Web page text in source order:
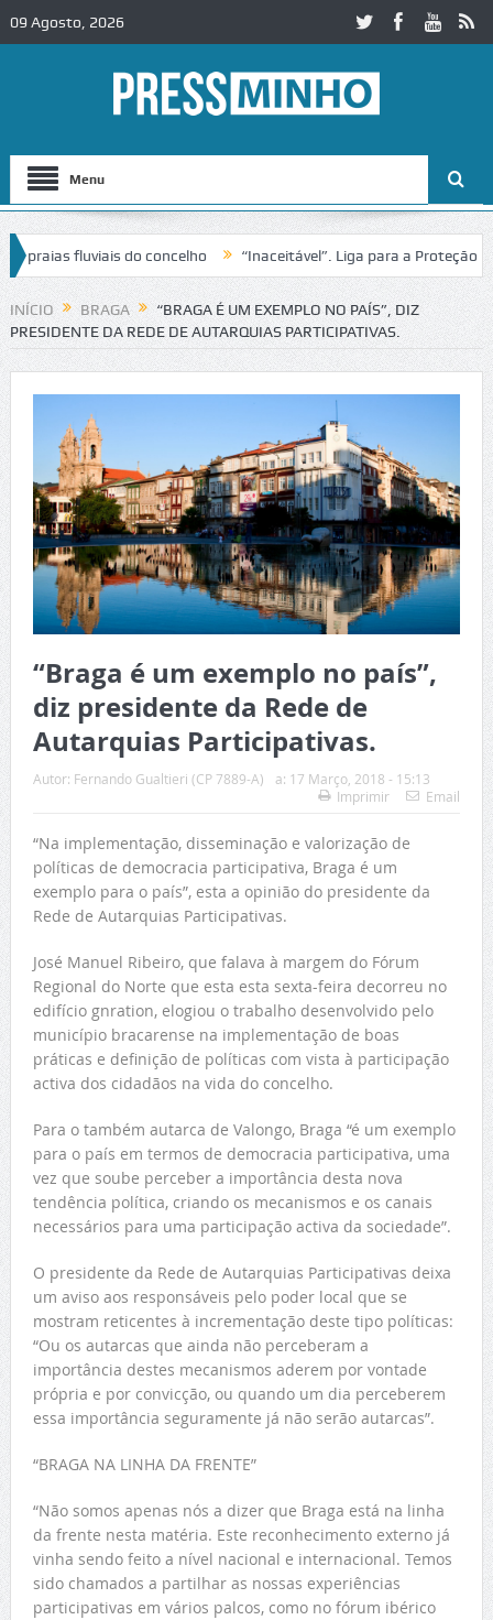
09 Agosto, 2026
Menu
fluviais do concelho “Inaceitável”. Liga para a Proteção da
trânsito no IC2 em Alcobaça Igreja do Castelo de Cerveira
INÍCIO BRAGA
“BRAGA É UM EXEMPLO NO PAÍS”, DIZ
PRESIDENTE DA REDE DE AUTARQUIAS PARTICIPATIVAS.
“Braga é um exemplo no país”,
diz presidente da Rede de
Autarquias Participativas.
Autor: Fernando Gualtieri (CP 7889-A) a: 17 Março, 2018 - 15:13
Imprimir
Email
“Na implementação, disseminação e valorização de
políticas de democracia participativa, Braga é um
exemplo para o país”, esta a opinião do presidente da
Rede de Autarquias Participativas.
José Manuel Ribeiro, que falava à margem do Fórum
Regional do Norte que esta esta sexta-feira decorreu no
edifício gnration, elogiou o trabalho desenvolvido pelo
município bracarense na implementação de boas
práticas e definição de políticas com vista à participação
activa dos cidadãos na vida do concelho.
Para o também autarca de Valongo, Braga “é um exemplo
para o país em termos de democracia participativa, uma
vez que soube perceber a importância desta nova
tendência política, criando os mecanismos e os canais
necessários para uma participação activa da sociedade”.
O presidente da Rede de Autarquias Participativas deixa
um aviso aos responsáveis pelo poder local que se
mostram reticentes à incrementação deste tipo políticas:
“Ou os autarcas que ainda não perceberam a
importância destes mecanismos aderem por vontade
própria e por convicção, ou quando um dia perceberem
essa importância seguramente já não serão autarcas”.
“BRAGA NA LINHA DA FRENTE”
“Não somos apenas nós a dizer que Braga está na linha
da frente nesta matéria. Este reconhecimento externo já
vinha sendo feito a nível nacional e internacional. Temos
sido chamados a partilhar as nossas experiências
participativas em vários palcos, como no fórum ibérico